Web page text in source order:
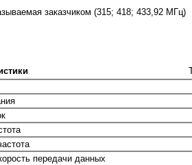
заказчиком (315; 418; 433,92 МГц)
передачи данных